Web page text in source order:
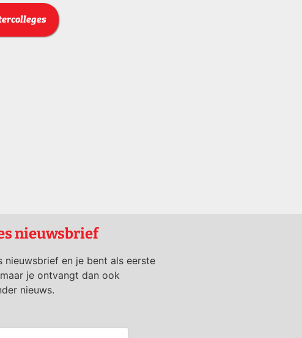
nieuwsbrief
en je bent als eerste
je ontvangt dan ook
nieuws.